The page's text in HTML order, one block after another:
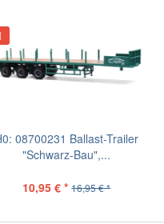
08700231 Ballast-Trailer
"Schwarz-Bau",...
10,95 € * 16,95 € *